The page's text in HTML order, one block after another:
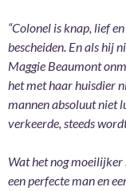
“Colonel is knap, lief
bescheiden. En als hij
Maggie Beaumont
het met haar huisdier
mannen absoluut niet
verkeerde, steeds
Wat het nog
een perfecte man en